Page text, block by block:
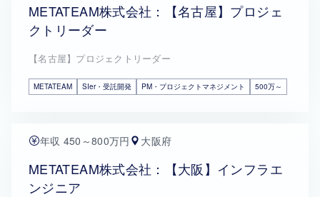
METATEAM株式会社：【名古屋】プロジェ
クトリーダー
【名古屋】プロジェクトリーダー
METATEAM SIer・受託開発 PM・プロジェクトマネジメント 500万～
年収 450～800万円 大阪府
METATEAM株式会社：【大阪】インフラエ
ンジニア